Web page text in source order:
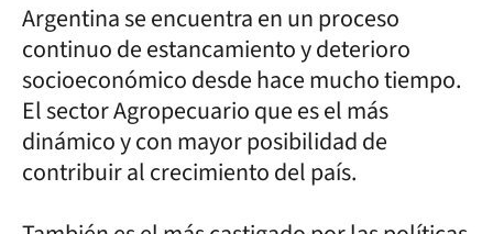
Argentina se encuentra en un proceso
continuo de estancamiento y deterioro
socioeconómico desde hace mucho tiempo.
El sector Agropecuario que es el más
dinámico y con mayor posibilidad de
contribuir al crecimiento del país.